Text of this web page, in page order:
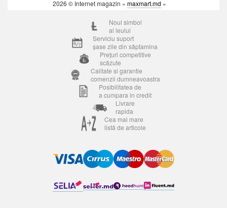
2026 © Internet magazin « maxmart.md »
Noul simbol
al leului
Serviciu suport
șase zile din săptamina
Prețuri competitive
scăzute
Calitate si garantie
comenzii dumneavoastra
Posibilitatea de
a cumpara in credit
Livrare
rapida
Cea mai mare
listă de articole